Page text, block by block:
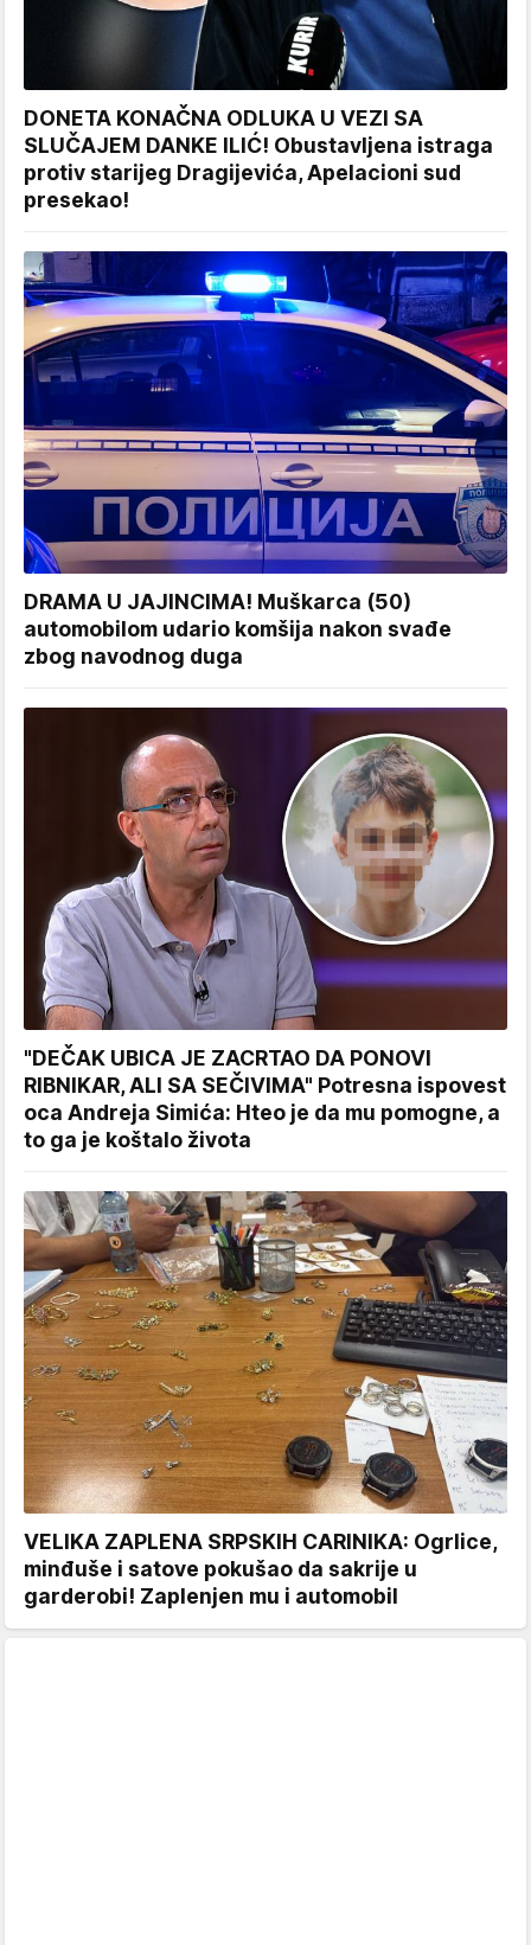
DONETA KONAČNA ODLUKA U VEZI SA
SLUČAJEM DANKE ILIĆ! Obustavljena istraga
protiv starijeg Dragijevića, Apelacioni sud
presekao!
DRAMA U JAJINCIMA! Muškarca (50)
automobilom udario komšija nakon svađe
zbog navodnog duga
"DEČAK UBICA JE ZACRTAO DA PONOVI
RIBNIKAR, ALI SA SEČIVIMA" Potresna ispovest
oca Andreja Simića: Hteo je da mu pomogne, a
to ga je koštalo života
VELIKA ZAPLENA SRPSKIH CARINIKA: Ogrlice,
minđuše i satove pokušao da sakrije u
garderobi! Zaplenjen mu i automobil